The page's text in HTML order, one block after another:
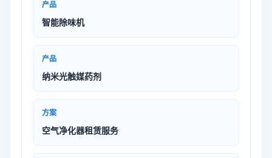
产品
智能除味机
产品
纳米光触媒药剂
方案
空气净化器租赁服务